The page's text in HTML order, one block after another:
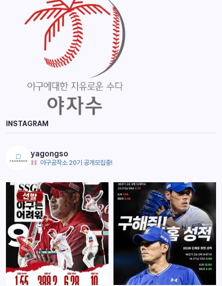
INSTAGRAM
yagongso
야구공작소 20기 공개모집중!